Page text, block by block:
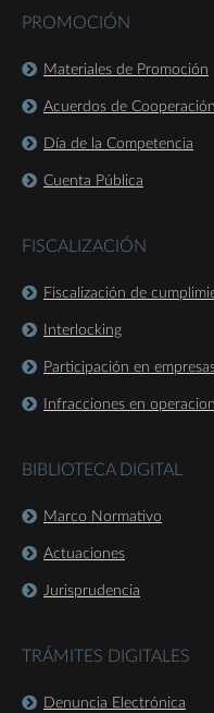
PROMOCIÓN
Materiales de Promoción
Acuerdos de Cooperación
Día de la Competencia
Cuenta Pública
FISCALIZACIÓN
Fiscalización de
Interlocking
Participación en
Infracciones en
BIBLIOTECA DIGITAL
Marco Normativo
Actuaciones
Jurisprudencia
TRÁMITES DIGITALES
Denuncia Electrónica